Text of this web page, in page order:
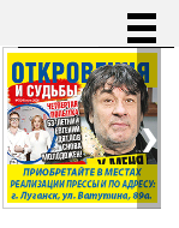
›